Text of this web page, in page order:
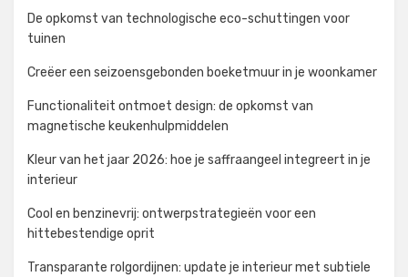
De opkomst van technologische eco-schuttingen voor
tuinen
Creëer een seizoensgebonden boeketmuur in je woonkamer
Functionaliteit ontmoet design: de opkomst van
magnetische keukenhulpmiddelen
Kleur van het jaar 2026: hoe je saffraangeel integreert in je
interieur
Cool en benzinevrij: ontwerpstrategieën voor een
hittebestendige oprit
Transparante rolgordijnen: update je interieur met subtiele